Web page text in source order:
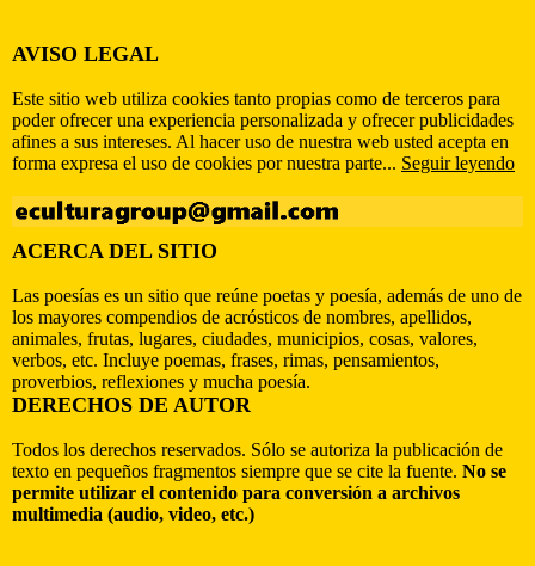
AVISO LEGAL
Este sitio web utiliza cookies tanto propias como de terceros para
poder ofrecer una experiencia personalizada y ofrecer publicidades
afines a sus intereses. Al hacer uso de nuestra web usted acepta en
forma expresa el uso de cookies por nuestra parte... Seguir leyendo
ACERCA DEL SITIO
Las poesías es un sitio que reúne poetas y poesía, además de uno de
los mayores compendios de acrósticos de nombres, apellidos,
animales, frutas, lugares, ciudades, municipios, cosas, valores,
verbos, etc. Incluye poemas, frases, rimas, pensamientos,
proverbios, reflexiones y mucha poesía.
DERECHOS DE AUTOR
Todos los derechos reservados. Sólo se autoriza la publicación de
texto en pequeños fragmentos siempre que se cite la fuente. No se
permite utilizar el contenido para conversión a archivos
multimedia (audio, video, etc.)